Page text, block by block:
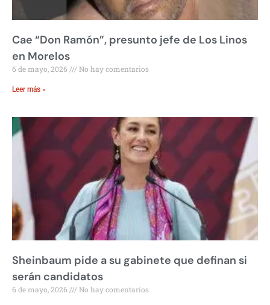
Cae “Don Ramón”, presunto jefe de Los Linos
en Morelos
6 de mayo, 2026 No hay comentarios
Leer más »
Sheinbaum pide a su gabinete que definan si
serán candidatos
6 de mayo, 2026 No hay comentarios